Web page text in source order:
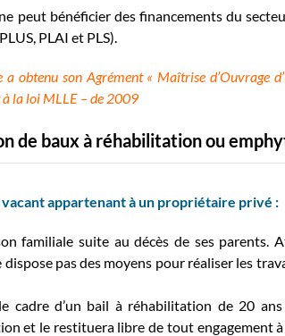
peut bénéficier des financements du
PLAI et PLS).
obtenu son Agrément « Maîtrise d’Ouvrage
la loi MLLE – de 2009
de baux à réhabilitation ou
appartenant à un propriétaire privé :
familiale suite au décès de ses parents.
pas des moyens pour réaliser les
cadre d’un bail à réhabilitation de 20
et le restituera libre de tout engagement